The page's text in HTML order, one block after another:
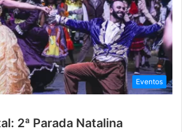
Eventos
2ª Parada Natalina